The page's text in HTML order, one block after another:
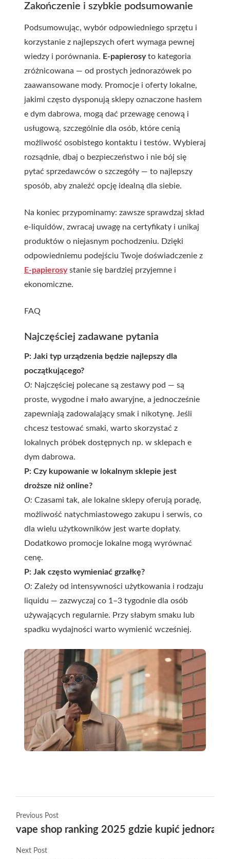
Zakończenie i szybkie podsumowanie
Podsumowując, wybór odpowiedniego sprzętu i
korzystanie z najlepszych ofert wymaga pewnej
wiedzy i porównania. E-papierosyto kategoria
zróżnicowana — od prostych jednorazówek po
zaawansowane mody. Promocje i oferty lokalne,
jakimi często dysponują sklepy oznaczone hasłem
e dym dabrowa, mogą dać przewagę cenową i
usługową, szczególnie dla osób, które cenią
możliwość osobistego kontaktu i testów. Wybieraj
rozsądnie, dbaj o bezpieczeństwo i nie bój się
pytać sprzedawców o szczegóły — to najlepszy
sposób, aby znaleźć opcję idealną dla siebie.
Na koniec przypominamy: zawsze sprawdzaj skład
e-liquidów, zwracaj uwagę na certyfikaty i unikaj
produktów o niejasnym pochodzeniu. Dzięki
odpowiedniemu podejściu Twoje doświadczenie z
E-papierosystanie się bardziej przyjemne i
ekonomiczne.
FAQ
Najczęściej zadawane pytania
P: Jaki typ urządzenia będzie najlepszy dla
początkującego?
O: Najczęściej polecane są zestawy pod — są
proste, wygodne i mało awaryjne, a jednocześnie
zapewniają zadowalający smak i nikotynę. Jeśli
chcesz testować smaki, warto skorzystać z
lokalnych próbek dostępnych np. w sklepach e
dym dabrowa.
P: Czy kupowanie w lokalnym sklepie jest
droższe niż online?
O: Czasami tak, ale lokalne sklepy oferują poradę,
możliwość natychmiastowego zakupu i serwis, co
dla wielu użytkowników jest warte dopłaty.
Dodatkowo promocje lokalne mogą wyrównać
cenę.
P: Jak często wymieniać grzałkę?
O: Zależy od intensywności użytkowania i rodzaju
liquidu — zazwyczaj co 1–3 tygodnie dla osób
używających regularnie. Przy słabym smaku lub
spadku wydajności warto wymienić wcześniej.
Previous Post
vape shop ranking 2025 gdzie kupić
Next Post